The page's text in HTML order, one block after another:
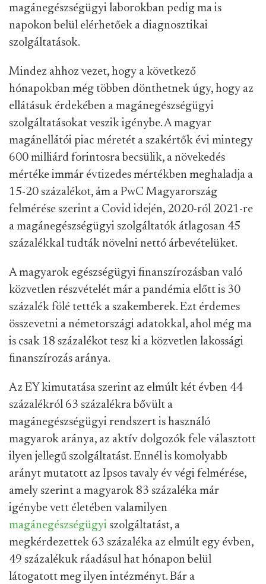
magánegészségügyi laborokban pedig ma is
napokon belül elérhetőek a diagnosztikai
szolgáltatások.
Mindez ahhoz vezet, hogy a következő
hónapokban még többen dönthetnek úgy, hogy az
ellátásuk érdekében a magánegészségügyi
szolgáltatásokat veszik igénybe. A magyar
magánellátói piac méretét a szakértők évi mintegy
600 milliárd forintosra becsülik, a növekedés
mértéke immár évtizedes mértékben meghaladja a
15-20 százalékot, ám a PwC Magyarország
felmérése szerint a Covid idején, 2020-ról 2021-re
a magánegészségügyi szolgáltatók átlagosan 45
százalékkal tudták növelni nettó árbevételüket.
A magyarok egészségügyi finanszírozásban való
közvetlen részvételét már a pandémia előtt is 30
százalék fölé tették a szakemberek. Ezt érdemes
összevetni a németországi adatokkal, ahol még ma
is csak 18 százalékot tesz ki a közvetlen lakossági
finanszírozás aránya.
Az EY kimutatása szerint az elmúlt két évben 44
százalékról 63 százalékra bővült a
magánegészségügyi rendszert is használó
magyarok aránya, az aktív dolgozók fele választott
ilyen jellegű szolgáltatást. Ennél is komolyabb
arányt mutatott az Ipsos tavaly év végi felmérése,
amely szerint a magyarok 83 százaléka már
igénybe vett életében valamilyen
magánegészségügyi szolgáltatást, a
megkérdezettek 63 százaléka az elmúlt egy évben,
49 százalékuk ráadásul hat hónapon belül
látogatott meg ilyen intézményt. Bár a